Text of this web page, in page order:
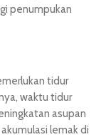
penumpukan
tidur
waktu tidur
asupan
lemak di